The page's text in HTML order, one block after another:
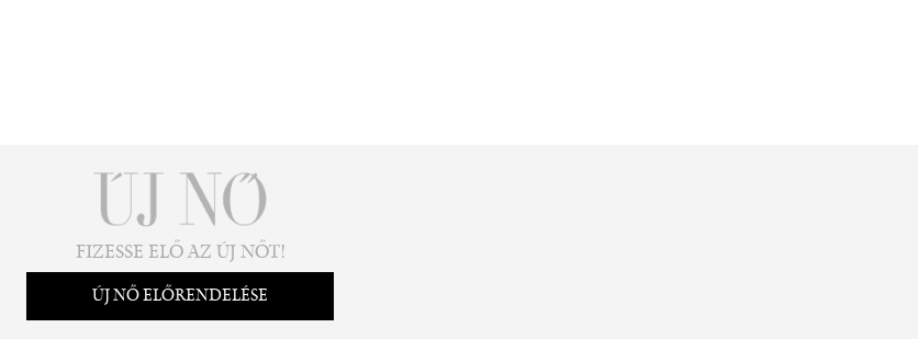
FIZESSE ELŐ AZ ÚJ NŐT!
ÚJ NŐ ELŐRENDELÉSE